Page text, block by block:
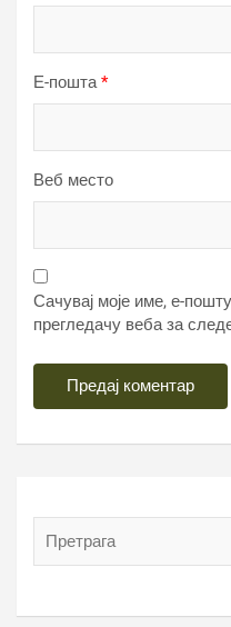
Е-пошта*
Веб место
Сачувај моје име, е-
прегледачу веба за